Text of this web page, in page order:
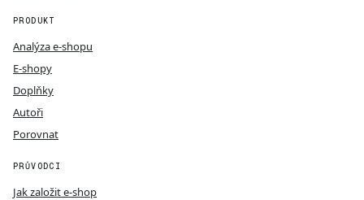
PRODUKT
Analýza e-shopu
E-shopy
Doplňky
Autoři
Porovnat
PRŮVODCI
Jak založit e-shop